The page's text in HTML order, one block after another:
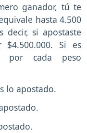
ganador, tú te
hasta 4.500
decir, si apostaste
$4.500.000. Si es
por cada peso
lo apostado.